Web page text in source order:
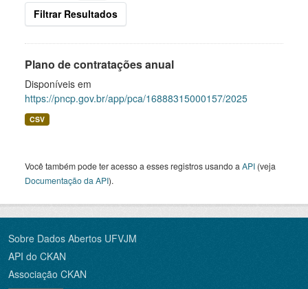
Filtrar Resultados
Plano de contratações anual
Disponíveis em
https://pncp.gov.br/app/pca/16888315000157/2025
CSV
Você também pode ter acesso a esses registros usando a API (veja
Documentação da API).
Sobre Dados Abertos UFVJM
API do CKAN
Associação CKAN